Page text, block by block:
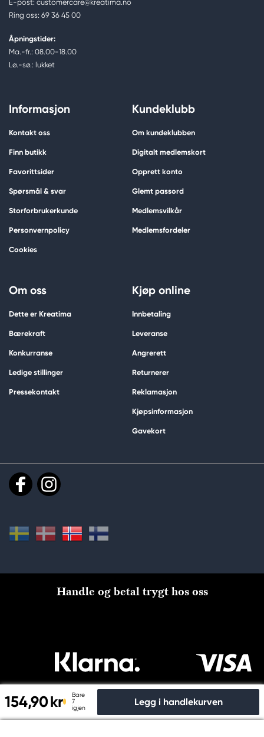
154,90 kr
Bare
7
igjen
Legg i handlekurven
E-post: customercare@kreatima.no
Ring oss: 69 36 45 00
Åpningstider:
Ma.-fr.: 08.00-18.00
Lø.-sø.: lukket
Informasjon
Kontakt oss
Finn butikk
Favorittsider
Spørsmål & svar
Storforbrukerkunde
Personvernpolicy
Cookies
Kundeklubb
Om kundeklubben
Digitalt medlemskort
Opprett konto
Glemt passord
Medlemsvilkår
Medlemsfordeler
Om oss
Dette er Kreatima
Bærekraft
Konkurranse
Ledige stillinger
Pressekontakt
Kjøp online
Innbetaling
Leveranse
Angrerett
Returnerer
Reklamasjon
Kjøpsinformasjon
Gavekort
Handle og betal trygt hos oss